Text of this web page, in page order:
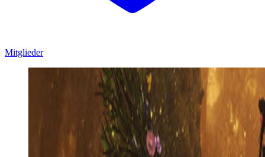
Mitglieder